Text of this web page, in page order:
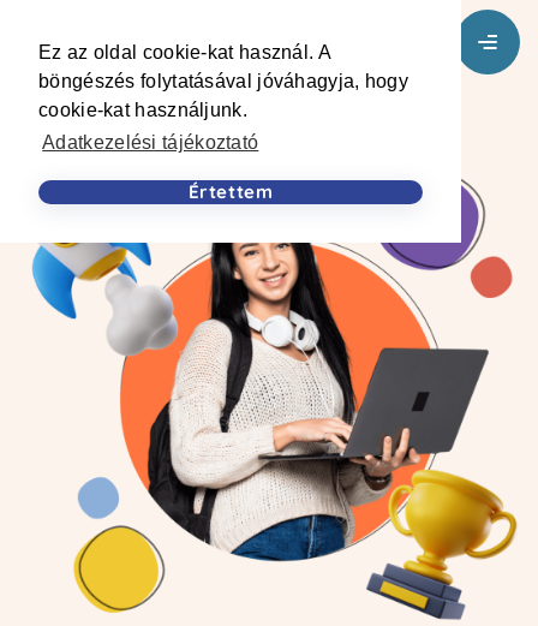
Ez az oldal cookie-kat használ. A
böngészés folytatásával jóváhagyja, hogy
cookie-kat használjunk.
Adatkezelési tájékoztató
Értettem